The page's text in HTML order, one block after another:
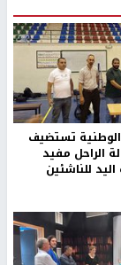
الوطنية تستضيف
الراحل مفيد
للناشئين